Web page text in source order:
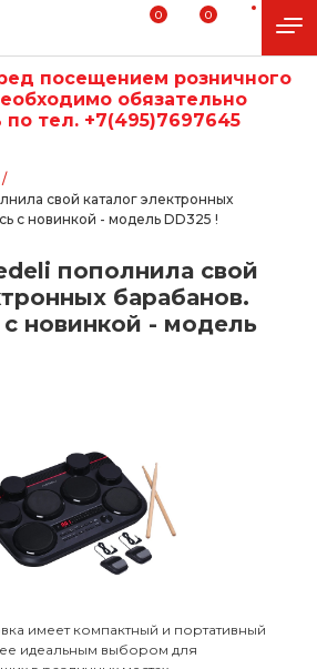
0 0
посещением розничного
обязательно
по тел. +7(495)7697645
/
свой каталог электронных
с новинкой - модель DD325 !
пополнила свой
барабанов.
с новинкой - модель
имеет компактный и портативный
ее идеальным выбором для